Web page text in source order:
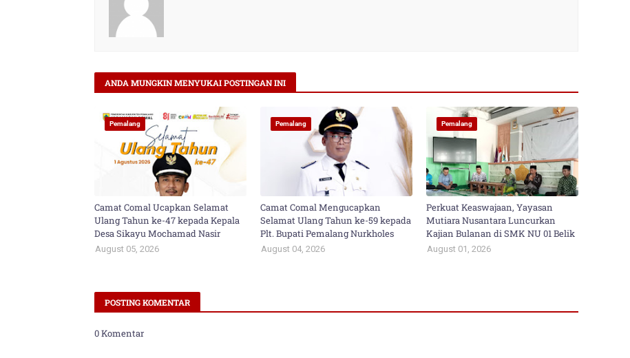
ANDA MUNGKIN MENYUKAI POSTINGAN INI
Pemalang
Camat Comal Ucapkan Selamat
Ulang Tahun ke-47 kepada Kepala
Desa Sikayu Mochamad Nasir
August 05, 2026
Pemalang
Camat Comal Mengucapkan
Selamat Ulang Tahun ke-59 kepada
Plt. Bupati Pemalang Nurkholes
August 04, 2026
Pemalang
Perkuat Keaswajaan, Yayasan
Mutiara Nusantara Luncurkan
Kajian Bulanan di SMK NU 01 Belik
August 01, 2026
POSTING KOMENTAR
0 Komentar